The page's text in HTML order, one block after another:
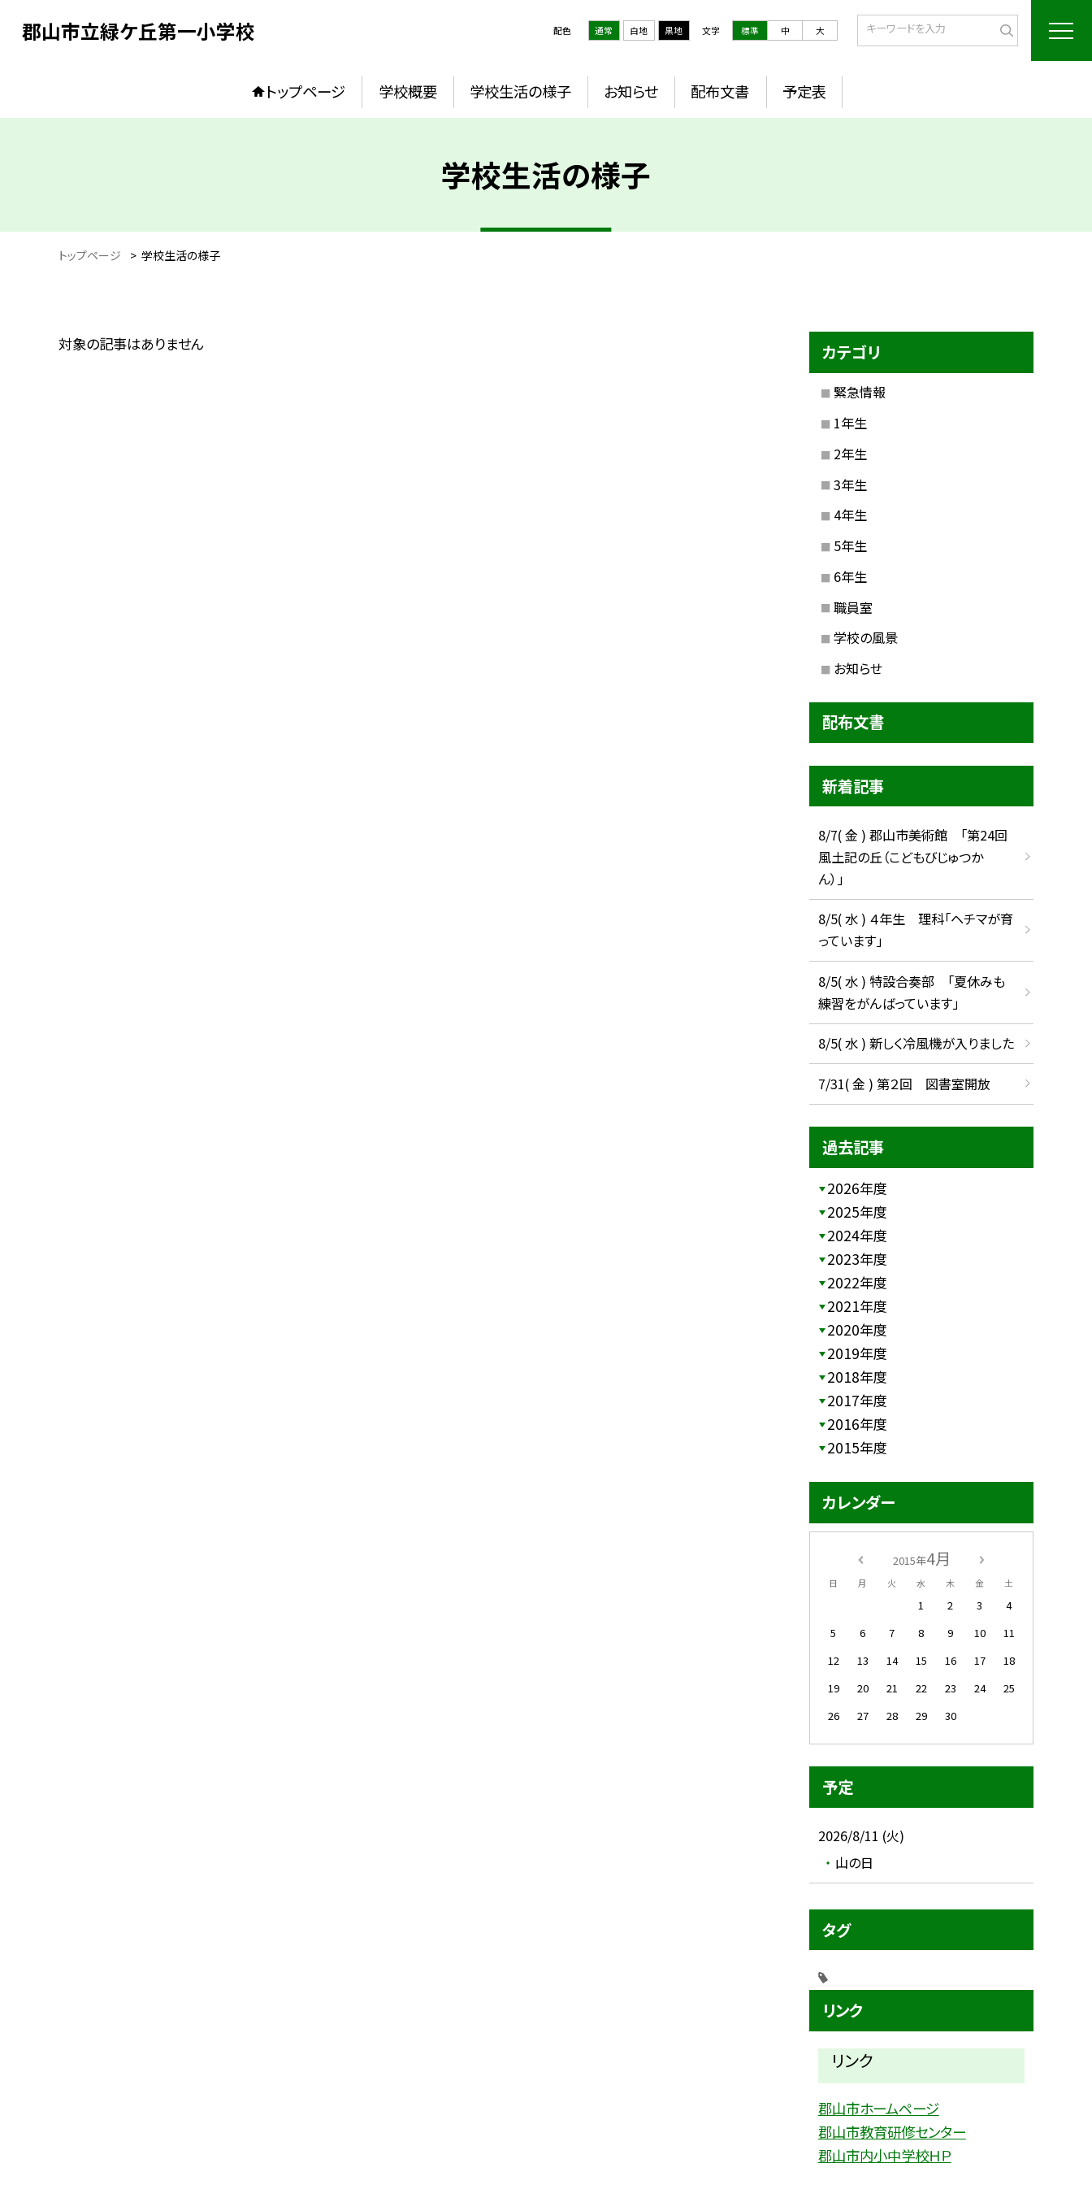
郡山市立緑ケ丘第一小学校 配色 通常 白地 黒地 文字 標準 中 大
トップページ 学校概要 学校生活の様子 お知らせ 配布文書 予定表
学校生活の様子
トップページ > 学校生活の様子
対象の記事はありません カテゴリ
緊急情報
1年生
2年生
3年生
4年生
5年生
6年生
職員室
学校の風景
お知らせ
配布文書
新着記事
8/7( 金 ) 郡山市美術館 「第24回
風土記の丘（こどもびじゅつか
ん）」
8/5( 水 ) ４年生 理科「ヘチマが育
っています」
8/5( 水 ) 特設合奏部 「夏休みも
練習をがんばっています」
8/5( 水 ) 新しく冷風機が入りました
7/31( 金 ) 第２回 図書室開放
過去記事
2026年度
2025年度
2024年度
2023年度
2022年度
2021年度
2020年度
2019年度
2018年度
2017年度
2016年度
2015年度
カレンダー
2015年4月
日 月 火 水 木 金 土
1 2 3
4
5
6 7 8 9 10
11
12
13 14 15 16 17
18
19
20 21 22 23 24
25
26
27 28 29 30
予定
2026/8/11 (火)
山の日
タグ
リンク
リンク
郡山市ホームページ
郡山市教育研修センター
郡山市内小中学校ＨＰ